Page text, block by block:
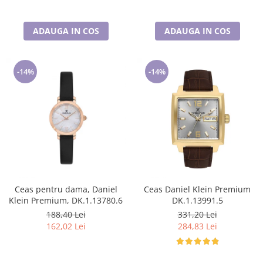
ADAUGA IN COS ADAUGA IN COS
-14%
Ceas pentru dama, Daniel
Klein Premium, DK.1.13780.6
188,40 Lei
162,02 Lei
-14%
Ceas Daniel Klein Premium
DK.1.13991.5
331,20 Lei
284,83 Lei